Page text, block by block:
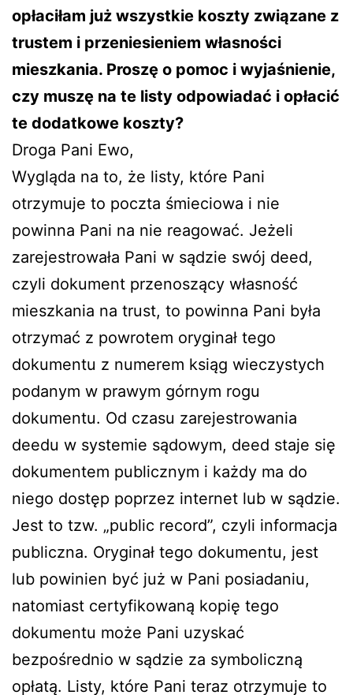
opłaciłam już wszystkie koszty związane z
trustem i przeniesieniem własności
mieszkania. Proszę o pomoc i wyjaśnienie,
czy muszę na te listy odpowiadać i opłacić
te dodatkowe koszty?
Droga Pani Ewo,
Wygląda na to, że listy, które Pani
otrzymuje to poczta śmieciowa i nie
powinna Pani na nie reagować. Jeżeli
zarejestrowała Pani w sądzie swój deed,
czyli dokument przenoszący własność
mieszkania na trust, to powinna Pani była
otrzymać z powrotem oryginał tego
dokumentu z numerem ksiąg wieczystych
podanym w prawym górnym rogu
dokumentu. Od czasu zarejestrowania
deedu w systemie sądowym, deed staje się
dokumentem publicznym i każdy ma do
niego dostęp poprzez internet lub w sądzie.
Jest to tzw. „public record”, czyli informacja
publiczna. Oryginał tego dokumentu, jest
lub powinien być już w Pani posiadaniu,
natomiast certyfikowaną kopię tego
dokumentu może Pani uzyskać
bezpośrednio w sądzie za symboliczną
opłatą. Listy, które Pani teraz otrzymuje to